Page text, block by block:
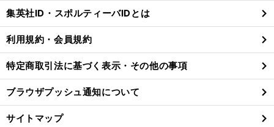
る
集英社ID・スポルティーバIDとは
利用規約・会員規約
特定商取引法に基づく表示・その他の事項
ブラウザプッシュ通知について
サイトマップ